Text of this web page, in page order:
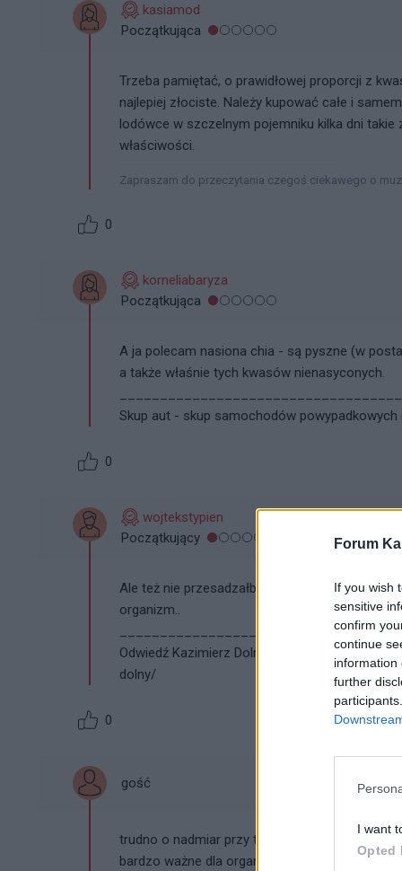
Forum
If you wish
sensitive
confirm
continue
information
further
I want
Opted
kasiamod
Początkująca
Trzeba pamiętać, o prawidłowej proporcji z
najlepiej złociste. Należy kupować całe i
lodówce w szczelnym pojemniku kilka dni
właściwości.
Zapraszam do przeczytania czegoś ciekawego o
0
korneliabaryza
Początkująca
A ja polecam nasiona chia - są pyszne (w
a także właśnie tych kwasów nienasyconych.
Skup aut - skup samochodów
0
wojtekstypien
Początkujący
Ale też nie przesadzałbym z takimi zdrowymi
organizm..
Odwiedź Kazimierz Dolny. Oferujemy noclegi,
dolny/
0
gość
trudno o nadmiar przy takiej 'polskiej' diecie, bo
bardzo ważne dla organizmu, tym bardziej